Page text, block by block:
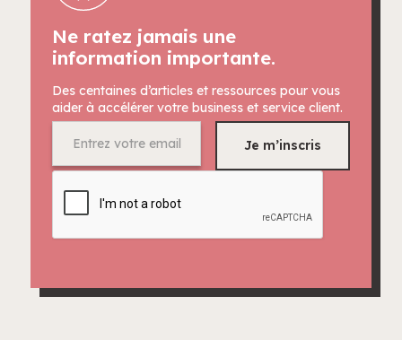
Ne ratez jamais une
information importante.
Des centaines d’articles et ressources pour vous
aider à accélérer votre business et service client.